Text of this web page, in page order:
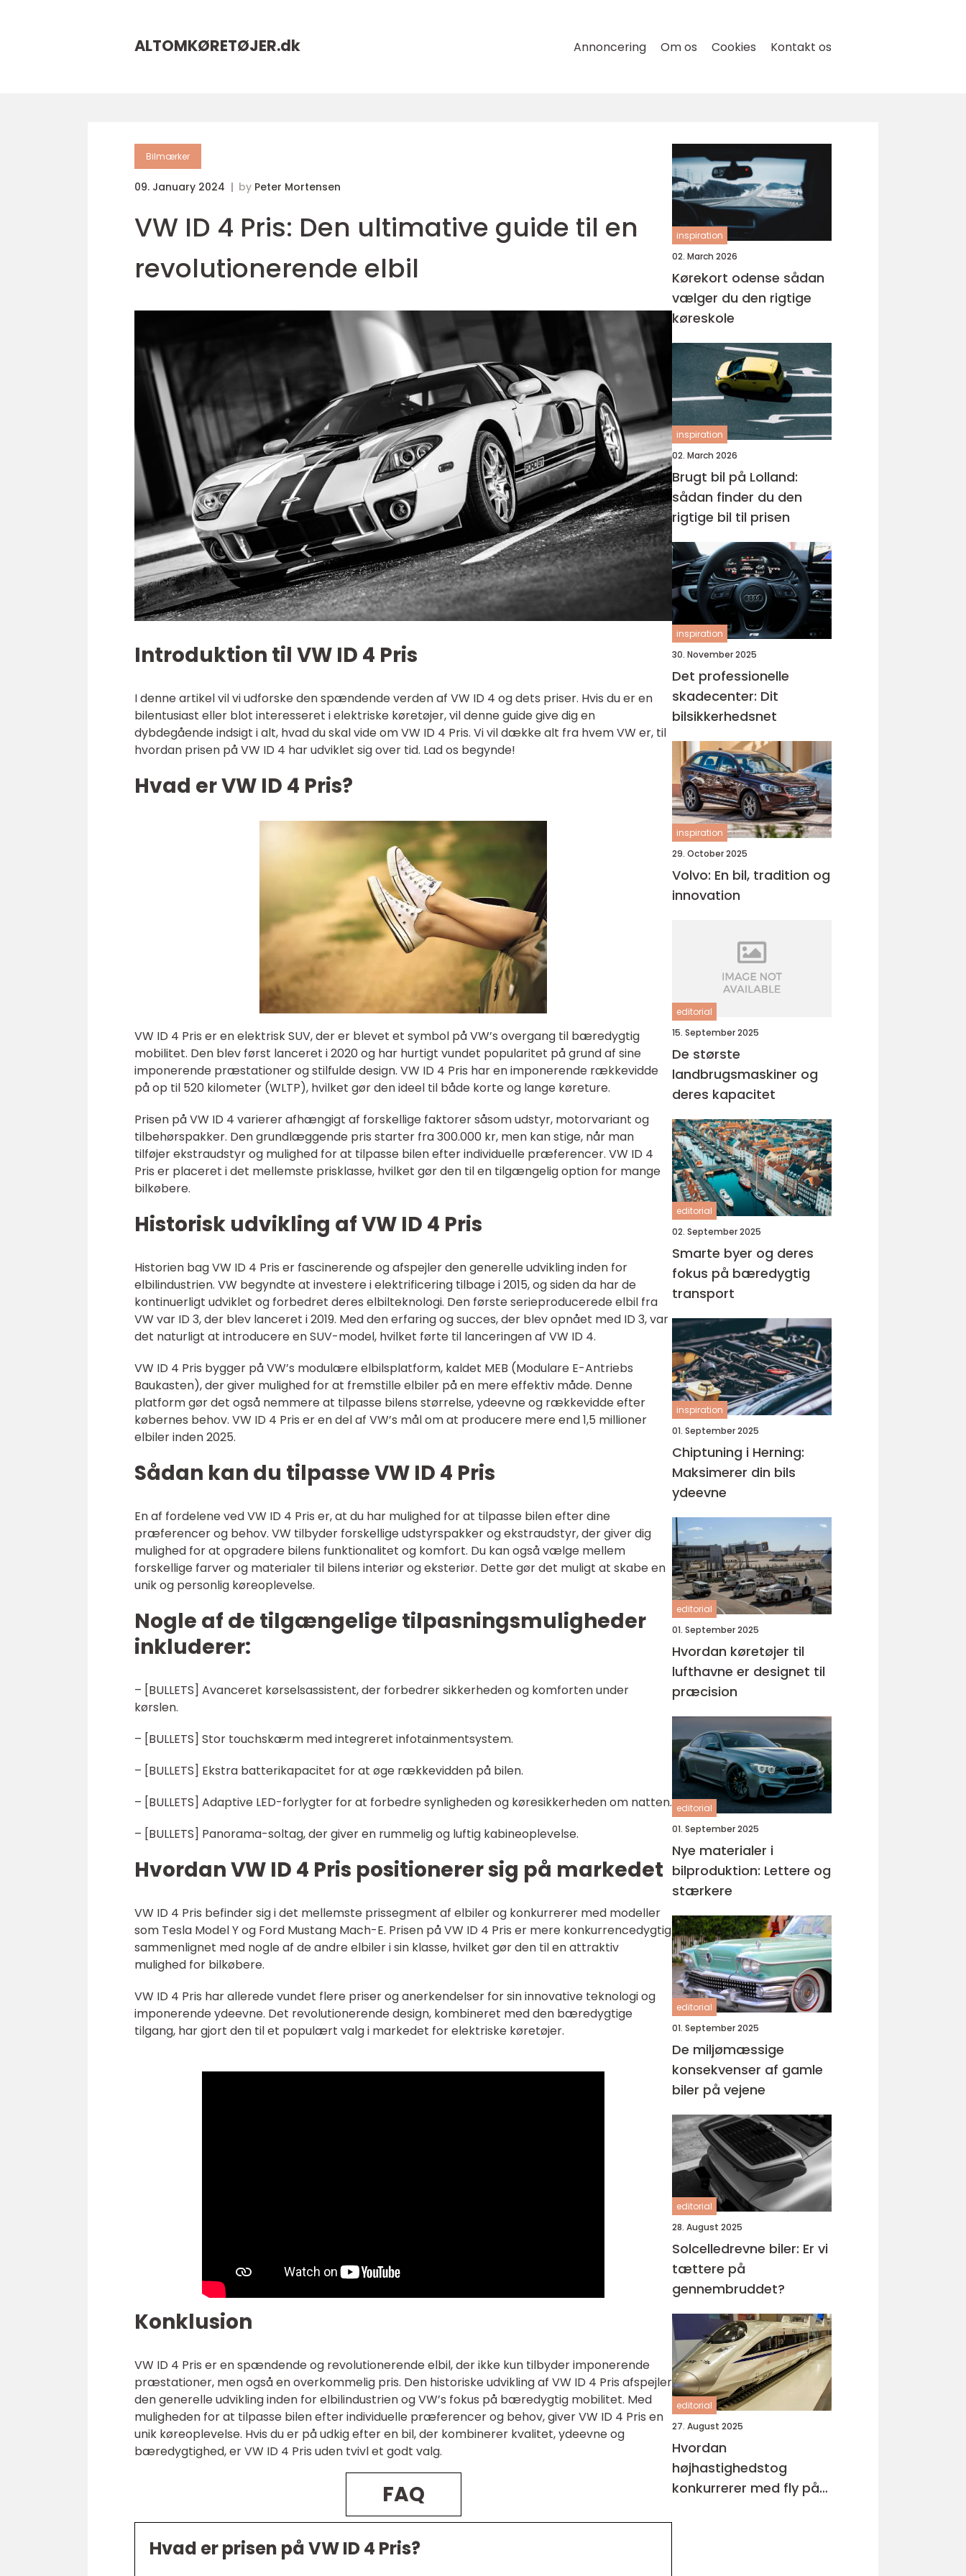
ALTOMKØRETØJER.dk Annoncering Om os Cookies Kontakt os
Bilmærker
09. January 2024 by Peter Mortensen
VW ID 4 Pris: Den ultimative guide til en
revolutionerende elbil
Introduktion til VW ID 4 Pris
I denne artikel vil vi udforske den spændende verden af VW ID 4 og dets priser. Hvis du er en
bilentusiast eller blot interesseret i elektriske køretøjer, vil denne guide give dig en
dybdegående indsigt i alt, hvad du skal vide om VW ID 4 Pris. Vi vil dække alt fra hvem VW er, til
hvordan prisen på VW ID 4 har udviklet sig over tid. Lad os begynde!
Hvad er VW ID 4 Pris?
VW ID 4 Pris er en elektrisk SUV, der er blevet et symbol på VW’s overgang til bæredygtig
mobilitet. Den blev først lanceret i 2020 og har hurtigt vundet popularitet på grund af sine
imponerende præstationer og stilfulde design. VW ID 4 Pris har en imponerende rækkevidde
på op til 520 kilometer (WLTP), hvilket gør den ideel til både korte og lange køreture.
Prisen på VW ID 4 varierer afhængigt af forskellige faktorer såsom udstyr, motorvariant og
tilbehørspakker. Den grundlæggende pris starter fra 300.000 kr, men kan stige, når man
tilføjer ekstraudstyr og mulighed for at tilpasse bilen efter individuelle præferencer. VW ID 4
Pris er placeret i det mellemste prisklasse, hvilket gør den til en tilgængelig option for mange
bilkøbere.
Historisk udvikling af VW ID 4 Pris
Historien bag VW ID 4 Pris er fascinerende og afspejler den generelle udvikling inden for
elbilindustrien. VW begyndte at investere i elektrificering tilbage i 2015, og siden da har de
kontinuerligt udviklet og forbedret deres elbilteknologi. Den første serieproducerede elbil fra
VW var ID 3, der blev lanceret i 2019. Med den erfaring og succes, der blev opnået med ID 3, var
det naturligt at introducere en SUV-model, hvilket førte til lanceringen af VW ID 4.
VW ID 4 Pris bygger på VW’s modulære elbilsplatform, kaldet MEB (Modulare E-Antriebs
Baukasten), der giver mulighed for at fremstille elbiler på en mere effektiv måde. Denne
platform gør det også nemmere at tilpasse bilens størrelse, ydeevne og rækkevidde efter
købernes behov. VW ID 4 Pris er en del af VW’s mål om at producere mere end 1,5 millioner
elbiler inden 2025.
Sådan kan du tilpasse VW ID 4 Pris
En af fordelene ved VW ID 4 Pris er, at du har mulighed for at tilpasse bilen efter dine
præferencer og behov. VW tilbyder forskellige udstyrspakker og ekstraudstyr, der giver dig
mulighed for at opgradere bilens funktionalitet og komfort. Du kan også vælge mellem
forskellige farver og materialer til bilens interiør og eksteriør. Dette gør det muligt at skabe en
unik og personlig køreoplevelse.
Nogle af de tilgængelige tilpasningsmuligheder
inkluderer:
– [BULLETS] Avanceret kørselsassistent, der forbedrer sikkerheden og komforten under
kørslen.
– [BULLETS] Stor touchskærm med integreret infotainmentsystem.
– [BULLETS] Ekstra batterikapacitet for at øge rækkevidden på bilen.
– [BULLETS] Adaptive LED-forlygter for at forbedre synligheden og køresikkerheden om natten.
– [BULLETS] Panorama-soltag, der giver en rummelig og luftig kabineoplevelse.
Hvordan VW ID 4 Pris positionerer sig på markedet
VW ID 4 Pris befinder sig i det mellemste prissegment af elbiler og konkurrerer med modeller
som Tesla Model Y og Ford Mustang Mach-E. Prisen på VW ID 4 Pris er mere konkurrencedygtig
sammenlignet med nogle af de andre elbiler i sin klasse, hvilket gør den til en attraktiv
mulighed for bilkøbere.
VW ID 4 Pris har allerede vundet flere priser og anerkendelser for sin innovative teknologi og
imponerende ydeevne. Det revolutionerende design, kombineret med den bæredygtige
tilgang, har gjort den til et populært valg i markedet for elektriske køretøjer.
Konklusion
VW ID 4 Pris er en spændende og revolutionerende elbil, der ikke kun tilbyder imponerende
præstationer, men også en overkommelig pris. Den historiske udvikling af VW ID 4 Pris afspejler
den generelle udvikling inden for elbilindustrien og VW’s fokus på bæredygtig mobilitet. Med
muligheden for at tilpasse bilen efter individuelle præferencer og behov, giver VW ID 4 Pris en
unik køreoplevelse. Hvis du er på udkig efter en bil, der kombinerer kvalitet, ydeevne og
bæredygtighed, er VW ID 4 Pris uden tvivl et godt valg.
FAQ
Hvad er prisen på VW ID 4 Pris?
inspiration
02. March 2026
Kørekort odense sådan
vælger du den rigtige
køreskole
inspiration
02. March 2026
Brugt bil på Lolland:
sådan finder du den
rigtige bil til prisen
inspiration
30. November 2025
Det professionelle
skadecenter: Dit
bilsikkerhedsnet
inspiration
29. October 2025
Volvo: En bil, tradition og
innovation
editorial
15. September 2025
De største
landbrugsmaskiner og
deres kapacitet
editorial
02. September 2025
Smarte byer og deres
fokus på bæredygtig
transport
inspiration
01. September 2025
Chiptuning i Herning:
Maksimerer din bils
ydeevne
editorial
01. September 2025
Hvordan køretøjer til
lufthavne er designet til
præcision
editorial
01. September 2025
Nye materialer i
bilproduktion: Lettere og
stærkere
editorial
01. September 2025
De miljømæssige
konsekvenser af gamle
biler på vejene
editorial
28. August 2025
Solcelledrevne biler: Er vi
tættere på
gennembruddet?
editorial
27. August 2025
Hvordan
højhastighedstog
konkurrerer med fly på